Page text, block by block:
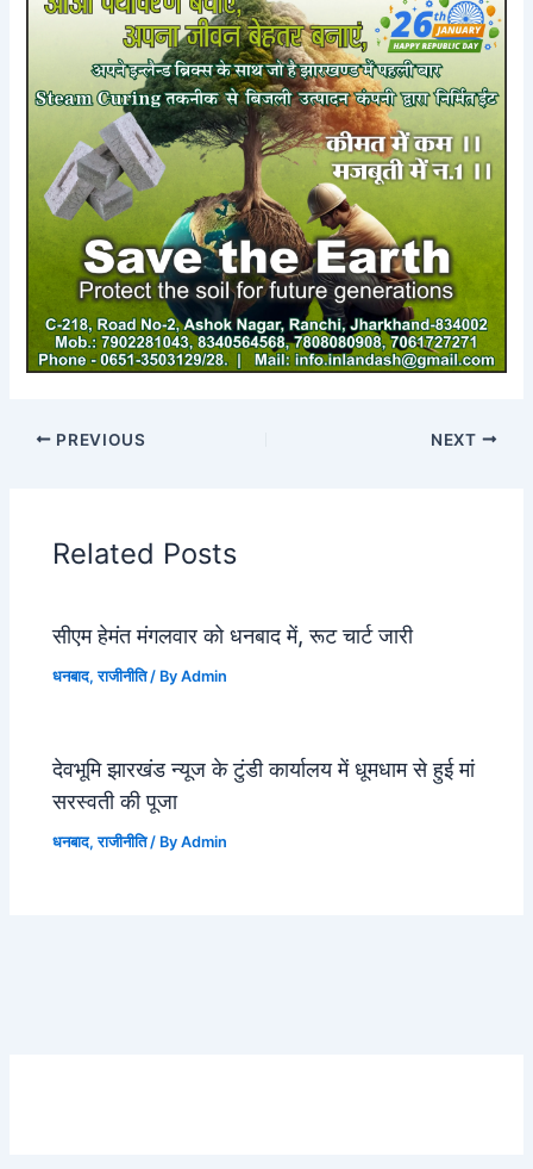
PREVIOUS NEXT
Related Posts
सीएम हेमंत मंगलवार को धनबाद में, रूट चार्ट जारी
धनबाद,राजीनीति/ ByAdmin
देवभूमि झारखंड न्यूज के टुंडी कार्यालय में धूमधाम से हुई मां
सरस्वती की पूजा
धनबाद,राजीनीति/ ByAdmin